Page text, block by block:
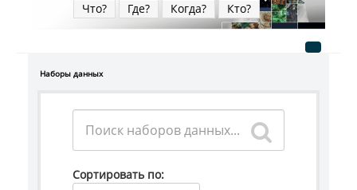
Что? Где? Когда? Кто?
Наборы данных
Сортировать по